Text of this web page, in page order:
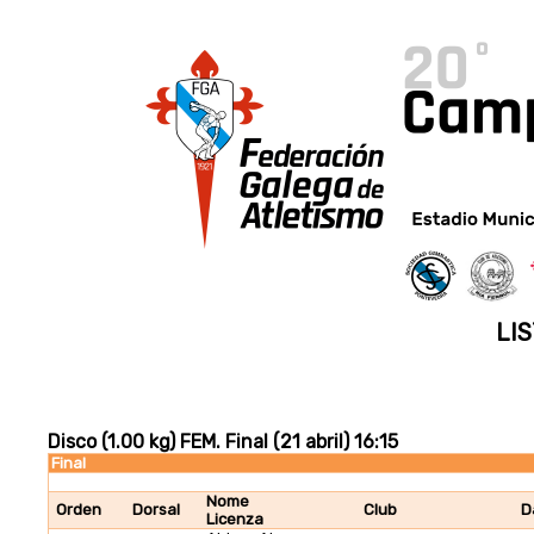
Final
Orden Dorsal
Nome
Licenza
Club
Disco (1.00 kg) FEM. Final (21 abril) 16:15